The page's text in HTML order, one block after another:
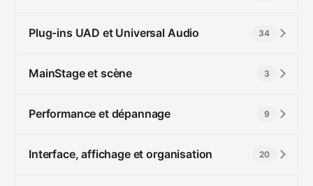
Plug-ins UAD et Universal Audio 34
MainStage et scène 3
Performance et dépannage 9
Interface, affichage et organisation 20